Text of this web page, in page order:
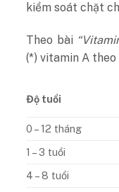
kiểm soát chặt
Theo bài
(*) vitamin A
Độ tuổi
0 – 12 tháng
1 – 3 tuổi
4 – 8 tuổi